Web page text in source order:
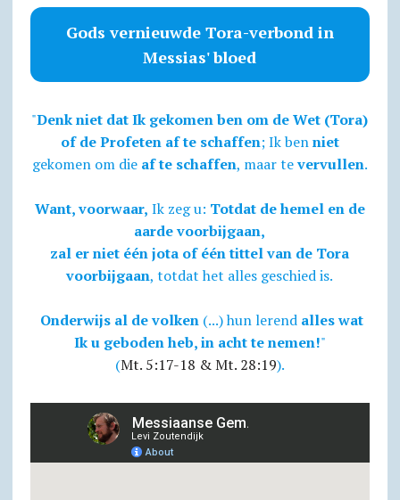
Gods vernieuwde Tora-verbond in
Messias' bloed
"Denk niet dat Ik gekomen ben om de Wet (Tora)
of de Profeten af te schaffen; Ik benniet
gekomen om die af te schaffen, maar tevervullen.
Want, voorwaar, Ik zeg u: Totdat de hemel en de
aarde voorbijgaan,
zal er niet één jota of één tittel van de Tora
voorbijgaan, totdat het alles geschied is.
Onderwijs al de volken(...) hun lerend alles wat
Ik u geboden heb, in acht te nemen!"
(Mt. 5:17-18 & Mt. 28:19).